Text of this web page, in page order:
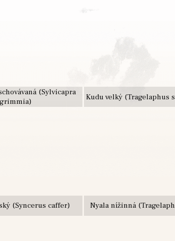
(Sylvicapra
grimmia)
Kudu velký (Tragelaphus
(Syncerus caffer) Nyala nížinná